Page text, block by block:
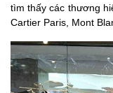
tìm thấy các thương
Cartier Paris, Mont